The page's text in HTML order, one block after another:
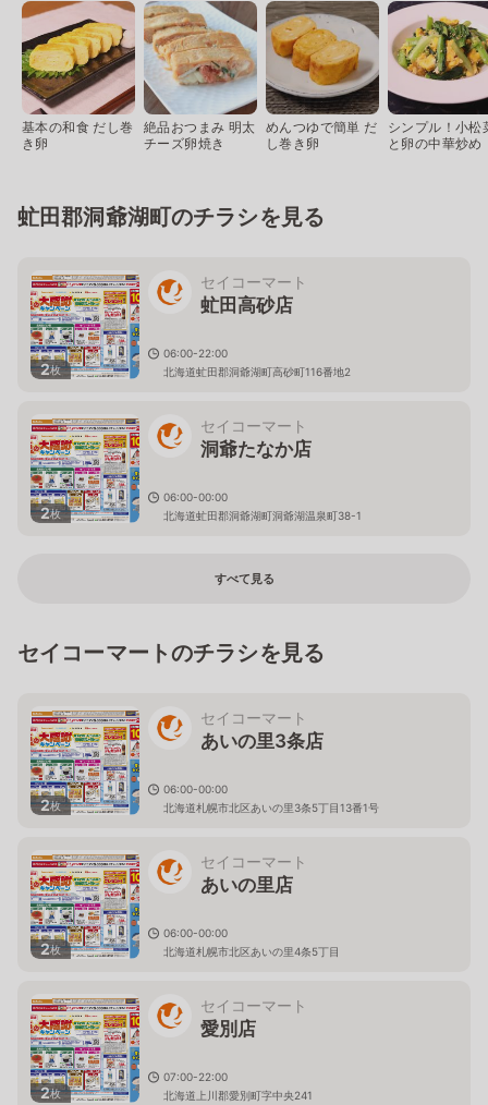
基本の和食 だし巻
き卵
絶品おつまみ 明太
チーズ卵焼き
めんつゆで簡単 だ
し巻き卵
シンプル！小松
と卵の中華炒め
虻田郡洞爺湖町のチラシを見る
2枚
セイコーマート
虻田高砂店
06:00-22:00
北海道虻田郡洞爺湖町高砂町116番地2
2枚
セイコーマート
洞爺たなか店
06:00-00:00
北海道虻田郡洞爺湖町洞爺湖温泉町38-1
すべて見る
セイコーマートのチラシを見る
2枚
セイコーマート
あいの里3条店
06:00-00:00
北海道札幌市北区あいの里3条5丁目13番1号
2枚
セイコーマート
あいの里店
06:00-00:00
北海道札幌市北区あいの里4条5丁目
2枚
セイコーマート
愛別店
07:00-22:00
北海道上川郡愛別町字中央241